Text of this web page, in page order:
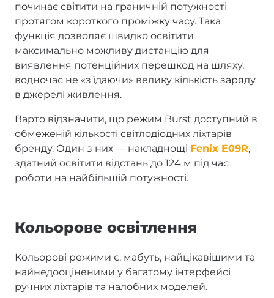
починає світити на граничній потужності
протягом короткого проміжку часу. Така
функція дозволяє швидко освітити
максимально можливу дистанцію для
виявлення потенційних перешкод на шляху,
водночас не «з'їдаючи» велику кількість заряду
в джерелі живлення.
Варто відзначити, що режим Burst доступний в
обмеженій кількості світлодіодних ліхтарів
бренду. Один з них — накладнощі Fenix E09R,
здатний освітити відстань до 124 м під час
роботи на найбільшій потужності.
Кольорове освітлення
Кольорові режими є, мабуть, найцікавішими та
найнедооціненими у багатому інтерфейсі
ручних ліхтарів та налобних моделей.